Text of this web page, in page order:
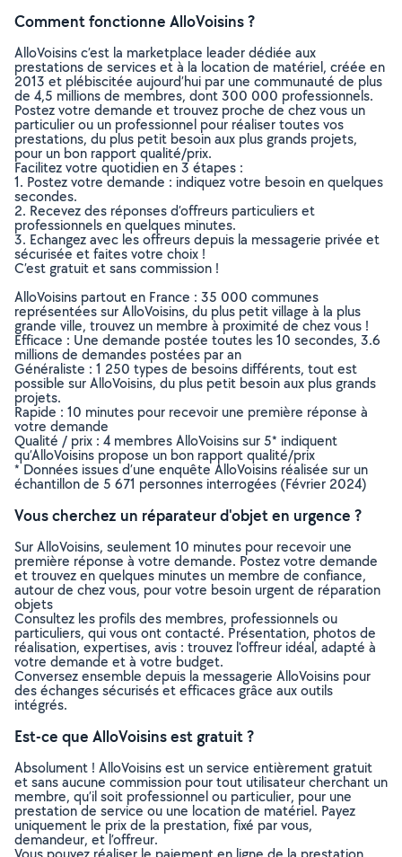
Comment fonctionne AlloVoisins ?
AlloVoisins c’est la marketplace leader dédiée aux
prestations de services et à la location de matériel, créée en
2013 et plébiscitée aujourd’hui par une communauté de plus
de 4,5 millions de membres, dont 300 000 professionnels.
Postez votre demande et trouvez proche de chez vous un
particulier ou un professionnel pour réaliser toutes vos
prestations, du plus petit besoin aux plus grands projets,
pour un bon rapport qualité/prix.
Facilitez votre quotidien en 3 étapes :
1. Postez votre demande : indiquez votre besoin en quelques
secondes.
2. Recevez des réponses d’offreurs particuliers et
professionnels en quelques minutes.
3. Echangez avec les offreurs depuis la messagerie privée et
sécurisée et faites votre choix !
C’est gratuit et sans commission !
AlloVoisins partout en France : 35 000 communes
représentées sur AlloVoisins, du plus petit village à la plus
grande ville, trouvez un membre à proximité de chez vous !
Efficace : Une demande postée toutes les 10 secondes, 3.6
millions de demandes postées par an
Généraliste : 1 250 types de besoins différents, tout est
possible sur AlloVoisins, du plus petit besoin aux plus grands
projets.
Rapide : 10 minutes pour recevoir une première réponse à
votre demande
Qualité / prix : 4 membres AlloVoisins sur 5* indiquent
qu’AlloVoisins propose un bon rapport qualité/prix
* Données issues d’une enquête AlloVoisins réalisée sur un
échantillon de 5 671 personnes interrogées (Février 2024)
Vous cherchez un réparateur d'objet en urgence ?
Sur AlloVoisins, seulement 10 minutes pour recevoir une
première réponse à votre demande. Postez votre demande
et trouvez en quelques minutes un membre de confiance,
autour de chez vous, pour votre besoin urgent de réparation
objets
Consultez les profils des membres, professionnels ou
particuliers, qui vous ont contacté. Présentation, photos de
réalisation, expertises, avis : trouvez l'offreur idéal, adapté à
votre demande et à votre budget.
Conversez ensemble depuis la messagerie AlloVoisins pour
des échanges sécurisés et efficaces grâce aux outils
intégrés.
Est-ce que AlloVoisins est gratuit ?
Absolument ! AlloVoisins est un service entièrement gratuit
et sans aucune commission pour tout utilisateur cherchant un
membre, qu’il soit professionnel ou particulier, pour une
prestation de service ou une location de matériel. Payez
uniquement le prix de la prestation, fixé par vous,
demandeur, et l’offreur.